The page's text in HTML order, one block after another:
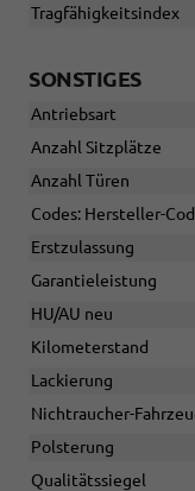
Tragfähigkeitsindex
SONSTIGES
Antriebsart
Anzahl Sitzplätze
Anzahl Türen
Codes: Hersteller-
Erstzulassung
Garantieleistung
HU/AU neu
Kilometerstand
Lackierung
Nichtraucher-
Polsterung
Qualitätssiegel